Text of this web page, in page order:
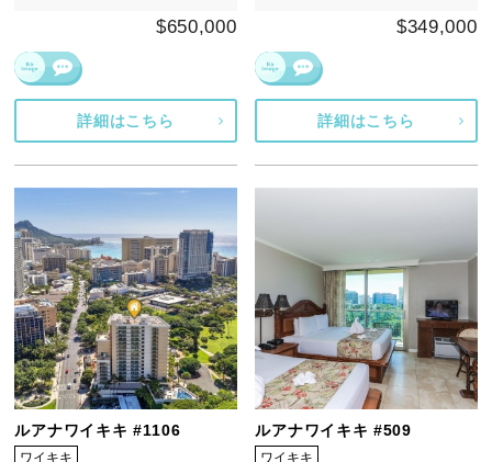
$650,000
詳細はこちら
$349,000
詳細はこちら
ルアナワイキキ #1106
ワイキキ
ルアナワイキキ #509
ワイキキ